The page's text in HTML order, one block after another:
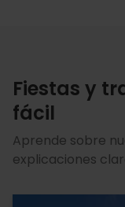
Fiestas y
fácil
Aprende sobre
explicaciones